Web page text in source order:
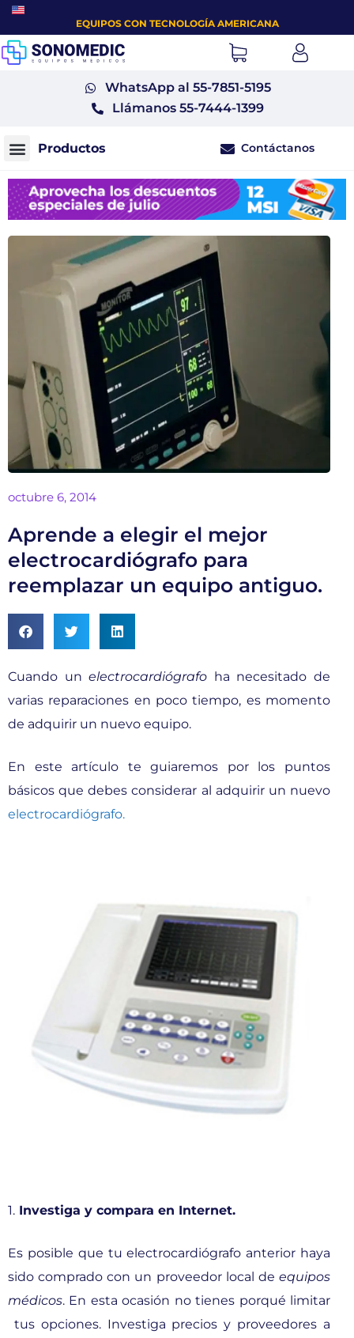
EQUIPOS CON TECNOLOGÍA AMERICANA
WhatsApp al 55-7851-5195
Llámanos 55-7444-1399
Contáctanos
octubre 6, 2014
Aprende a elegir el mejor
electrocardiógrafo para
reemplazar un equipo antiguo.
Cuando unelectrocardiógrafo ha necesitado de
varias reparaciones en poco tiempo, es momento
de adquirir un nuevo equipo.
En este artículo te guiaremos por los puntos
básicos que debes considerar al adquirir un nuevo
electrocardiógrafo.
1. Investiga y compara en Internet.
Es posible que tu electrocardiógrafo anterior haya
sido comprado con un proveedor local de equipos
médicos. En esta ocasión no tienes porqué limitar
tus opciones. Investiga precios y proveedores a